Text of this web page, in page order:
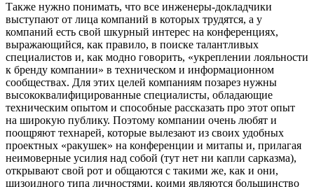
Также нужно понимать, что все инженеры-докладчики
выступают от лица компаний в которых трудятся, а у
компаний есть свой шкурный интерес на конференциях,
выражающийся, как правило, в поиске талантливых
специалистов и, как модно говорить, «укреплении лояльности
к бренду компании» в техническом и информационном
сообществах. Для этих целей компаниям позарез нужны
высококвалифицированные специалисты, обладающие
техническим опытом и способные рассказать про этот опыт
на широкую публику. Поэтому компании очень любят и
поощряют технарей, которые вылезают из своих удобных
проектных «ракушек» на конференции и митапы и, прилагая
неимоверные усилия над собой (тут нет ни капли сарказма),
открывают свой рот и общаются с такими же, как и они,
шизоидного типа личностями, коими являются большинство